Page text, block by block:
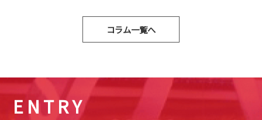
コラム一覧へ
ENTRY